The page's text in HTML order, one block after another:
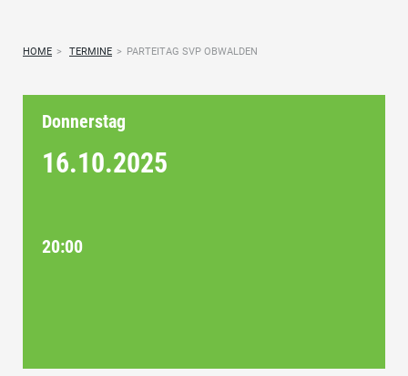
HOME > TERMINE > PARTEITAG SVP OBWALDEN
Donnerstag
16.10.2025
20:00